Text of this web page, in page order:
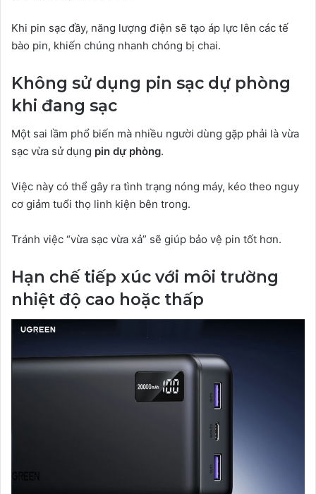
Khi pin sạc đầy, năng lượng điện sẽ tạo áp lực lên các tế
bào pin, khiến chúng nhanh chóng bị chai.
Không sử dụng pin sạc dự phòng
khi đang sạc
Một sai lầm phổ biến mà nhiều người dùng gặp phải là vừa
sạc vừa sử dụng pin dự phòng.
Việc này có thể gây ra tình trạng nóng máy, kéo theo nguy
cơ giảm tuổi thọ linh kiện bên trong.
Tránh việc “vừa sạc vừa xả” sẽ giúp bảo vệ pin tốt hơn.
Hạn chế tiếp xúc với môi trường
nhiệt độ cao hoặc thấp